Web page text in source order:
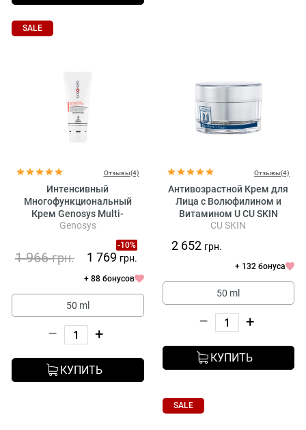
SALE
Отзывы(4)
Интенсивный
Многофункциональный
Крем Genosys Multi-
Functional Anti-Wrinkle
Genosys
-10%
1 966грн. 1 769 грн.
+ 88 бонусов
50 ml
– +
КУПИТЬ
Отзывы(4)
Антивозрастной Крем для
Лица с Волюфилином и
Витамином U CU SKIN
Vitamin U Cream
CU SKIN
2 652 грн.
+ 132 бонуса
50 ml
– +
КУПИТЬ
SALE